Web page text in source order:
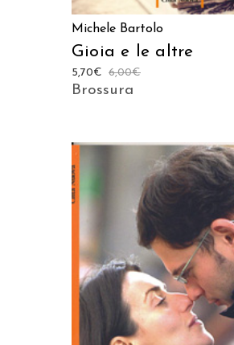
Michele Bartolo
Gioia e le altre
6,00€
5,70€
Brossura
AGGIUNGI AL CARRELLO